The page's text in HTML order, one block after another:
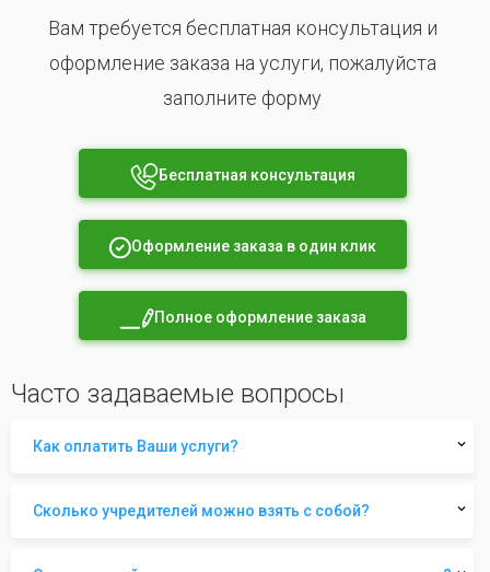
Вам требуется бесплатная консультация и
оформление заказа на услуги, пожалуйста
заполните форму
Бесплатная консультация
Оформление заказа в один клик
Полное оформление заказа
Часто задаваемые вопросы
Как оплатить Ваши услуги?
Сколько учредителей можно взять с собой?